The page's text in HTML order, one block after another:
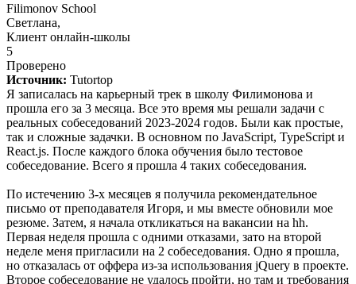
Filimonov School
Светлана,
Клиент онлайн-школы
5
Проверено
Источник: Tutortop
Я записалась на карьерный трек в школу Филимонова и
прошла его за 3 месяца. Все это время мы решали задачи с
реальных собеседований 2023-2024 годов. Были как простые,
так и сложные задачки. В основном по JavaScript, TypeScript и
React.js. После каждого блока обучения было тестовое
собеседование. Всего я прошла 4 таких собеседования.
По истечению 3-х месяцев я получила рекомендательное
письмо от преподавателя Игоря, и мы вместе обновили мое
резюме. Затем, я начала откликаться на вакансии на hh.
Первая неделя прошла с одними отказами, зато на второй
неделе меня пригласили на 2 собеседования. Одно я прошла,
но отказалась от оффера из-за использования jQuery в проекте.
Второе собеседование не удалось пройти, но там и требования